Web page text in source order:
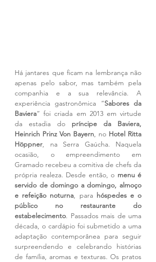
Há jantares que ficam na lembrança não
apenas pelo sabor, mas também pela
companhia e a sua relevância. A
experiência gastronômica “Sabores da
Baviera” foi criada em 2013 em virtude
da estadia do príncipe da Baviera,
Heinrich Prinz Von Bayern, no Hotel Ritta
Höppner, na Serra Gaúcha. Naquela
ocasião, o empreendimento em
Gramado recebeu a comitiva de chefs da
própria realeza. Desde então, o menu é
servido de domingo a domingo, almoço
e refeição noturna, para hóspedes e o
público no restaurante do
estabelecimento. Passados mais de uma
década, o cardápio foi submetido a uma
adaptação contemporânea para seguir
surpreendendo e celebrando histórias
de família, aromas e texturas. Os pratos